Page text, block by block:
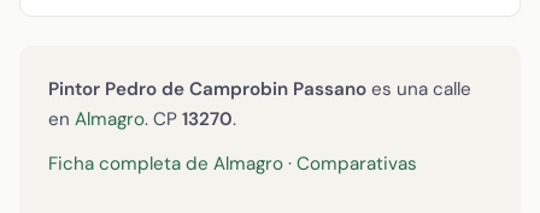
Pintor Pedro de Camprobin Passano es una calle
en Almagro. CP 13270.
Ficha completa de Almagro · Comparativas